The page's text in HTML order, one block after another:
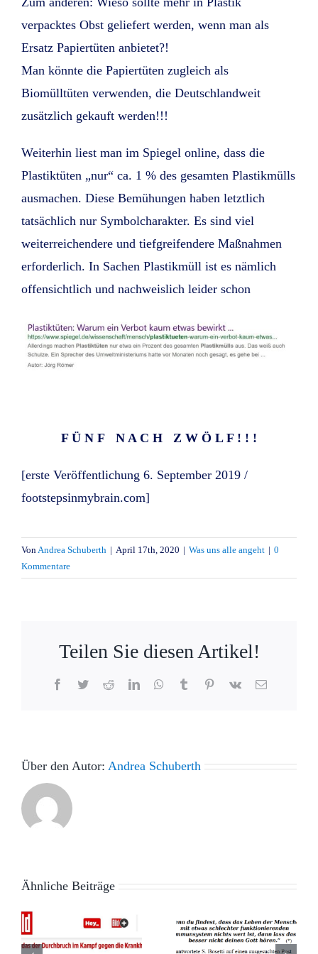
verpacktes Obst geliefert werden, wenn man als
Ersatz Papiertüten anbietet?!
Man könnte die Papiertüten zugleich als
Biomülltüten verwenden, die Deutschlandweit
zusätzlich gekauft werden!!!
Weiterhin liest man im Spiegel online, dass die
Plastiktüten „nur“ ca. 1 % des gesamten Plastikmülls
ausmachen. Diese Bemühungen haben letztlich
tatsächlich nur Symbolcharakter. Es sind viel
weiterreichendere und tiefgreifendere Maßnahmen
erforderlich. In Sachen Plastikmüll ist es nämlich
offensichtlich und nachweislich leider schon
F Ü N F N A C H Z W Ö L F ! ! !
[erste Veröffentlichung 6. September 2019 /
footstepsinmybrain.com]
Von Andrea Schuberth | April 17th, 2020 | Was uns alle angeht | 0
Kommentare
Teilen Sie diesen Artikel!
Facebook
TwitterRedditLinkedInWhatsApp
TumblrPinterest
Vk
E-
Über den Autor: Andrea Schuberth
Ähnliche BeiträgeWahl der
Worte –
Die
Wie
gefährlich
sind die